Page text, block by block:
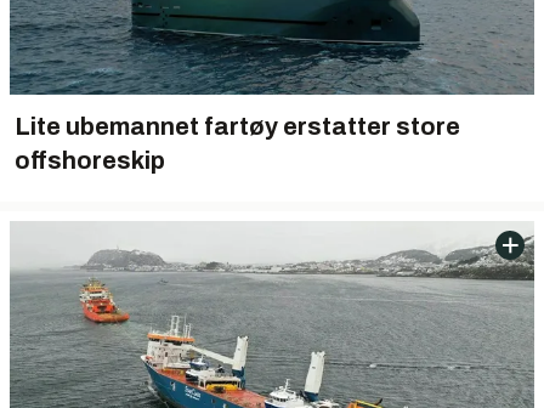
Lite ubemannet fartøy erstatter store
offshoreskip